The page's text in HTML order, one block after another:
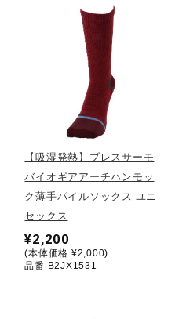
バレーボール
テニス／ソフトテニ
バドミントン
陸上競技
卓球
【吸湿発熱】ブレスサーモ
バイオギアアーチハンモッ
ク薄手パイルソックス ユニ
セックス
¥2,200
(本体価格 ¥2,000)
品番 B2JX1531